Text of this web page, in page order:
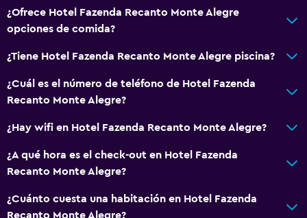
Unidad ubicada en la planta baja
Habitaciones para no fumadores disponibles
Mascotas permitidas bajo consulta (pueden aplicar cargos
Estacionamiento accesible
Entrada privada
Aire libre
¿Ofrece Hotel Fazenda Recanto Monte Alegre
opciones de comida?
¿Tiene Hotel Fazenda Recanto Monte Alegre piscina?
¿Cuál es el número de teléfono de Hotel Fazenda
Recanto Monte Alegre?
¿Hay wifi en Hotel Fazenda Recanto Monte Alegre?
¿A qué hora es el check-out en Hotel Fazenda
Recanto Monte Alegre?
¿Cuánto cuesta una habitación en Hotel Fazenda
Recanto Monte Alegre?